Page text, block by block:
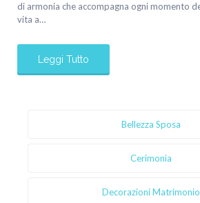
di armonia che accompagna ogni momento
vita a…
Leggi Tutto
Bellezza Sposa
Cerimonia
Decorazioni Matrimonio